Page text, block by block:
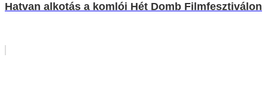
Hatvan alkotás a komlói Hét Domb Filmfesztiválon